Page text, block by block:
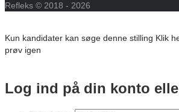
Refleks © 2018 - 2026
Kun kandidater kan søge denne stilling Klik
prøv igen
Log ind på din konto